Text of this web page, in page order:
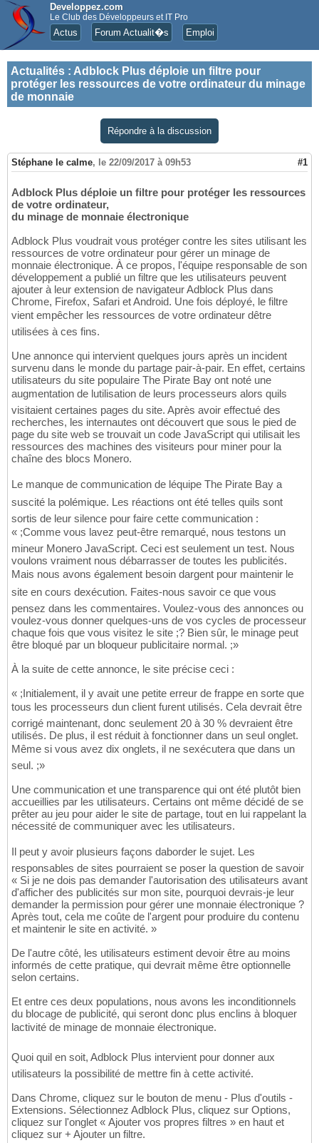
Developpez.com
Le Club des Développeurs et IT Pro
Actus Forum Actualit�s Emploi
Actualités : Adblock Plus déploie un filtre pour
protéger les ressources de votre ordinateur du minage
de monnaie
Répondre à la discussion
Stéphane le calme, le 22/09/2017 à 09h53 #1
Adblock Plus déploie un filtre pour protéger les ressources
de votre ordinateur,
du minage de monnaie électronique
Adblock Plus voudrait vous protéger contre les sites utilisant les
ressources de votre ordinateur pour gérer un minage de
monnaie électronique. À ce propos, l'équipe responsable de son
développement a publié un filtre que les utilisateurs peuvent
ajouter à leur extension de navigateur Adblock Plus dans
Chrome, Firefox, Safari et Android. Une fois déployé, le filtre
vient empêcher les ressources de votre ordinateur dêtre
utilisées à ces fins.
Une annonce qui intervient quelques jours après un incident
survenu dans le monde du partage pair-à-pair. En effet, certains
utilisateurs du site populaire The Pirate Bay ont noté une
augmentation de lutilisation de leurs processeurs alors quils
visitaient certaines pages du site. Après avoir effectué des
recherches, les internautes ont découvert que sous le pied de
page du site web se trouvait un code JavaScript qui utilisait les
ressources des machines des visiteurs pour miner pour la
chaîne des blocs Monero.
Le manque de communication de léquipe The Pirate Bay a
suscité la polémique. Les réactions ont été telles quils sont
sortis de leur silence pour faire cette communication :
« ;Comme vous lavez peut-être remarqué, nous testons un
mineur Monero JavaScript. Ceci est seulement un test. Nous
voulons vraiment nous débarrasser de toutes les publicités.
Mais nous avons également besoin dargent pour maintenir le
site en cours dexécution. Faites-nous savoir ce que vous
pensez dans les commentaires. Voulez-vous des annonces ou
voulez-vous donner quelques-uns de vos cycles de processeur
chaque fois que vous visitez le site ;? Bien sûr, le minage peut
être bloqué par un bloqueur publicitaire normal. ;»
À la suite de cette annonce, le site précise ceci :
« ;Initialement, il y avait une petite erreur de frappe en sorte que
tous les processeurs dun client furent utilisés. Cela devrait être
corrigé maintenant, donc seulement 20 à 30 % devraient être
utilisés. De plus, il est réduit à fonctionner dans un seul onglet.
Même si vous avez dix onglets, il ne sexécutera que dans un
seul. ;»
Une communication et une transparence qui ont été plutôt bien
accueillies par les utilisateurs. Certains ont même décidé de se
prêter au jeu pour aider le site de partage, tout en lui rappelant la
nécessité de communiquer avec les utilisateurs.
Il peut y avoir plusieurs façons daborder le sujet. Les
responsables de sites pourraient se poser la question de savoir
« Si je ne dois pas demander l'autorisation des utilisateurs avant
d'afficher des publicités sur mon site, pourquoi devrais-je leur
demander la permission pour gérer une monnaie électronique ?
Après tout, cela me coûte de l'argent pour produire du contenu
et maintenir le site en activité. »
De l'autre côté, les utilisateurs estiment devoir être au moins
informés de cette pratique, qui devrait même être optionnelle
selon certains.
Et entre ces deux populations, nous avons les inconditionnels
du blocage de publicité, qui seront donc plus enclins à bloquer
lactivité de minage de monnaie électronique.
Quoi quil en soit, Adblock Plus intervient pour donner aux
utilisateurs la possibilité de mettre fin à cette activité.
Dans Chrome, cliquez sur le bouton de menu - Plus d'outils -
Extensions. Sélectionnez Adblock Plus, cliquez sur Options,
cliquez sur l'onglet « Ajouter vos propres filtres » en haut et
cliquez sur + Ajouter un filtre.